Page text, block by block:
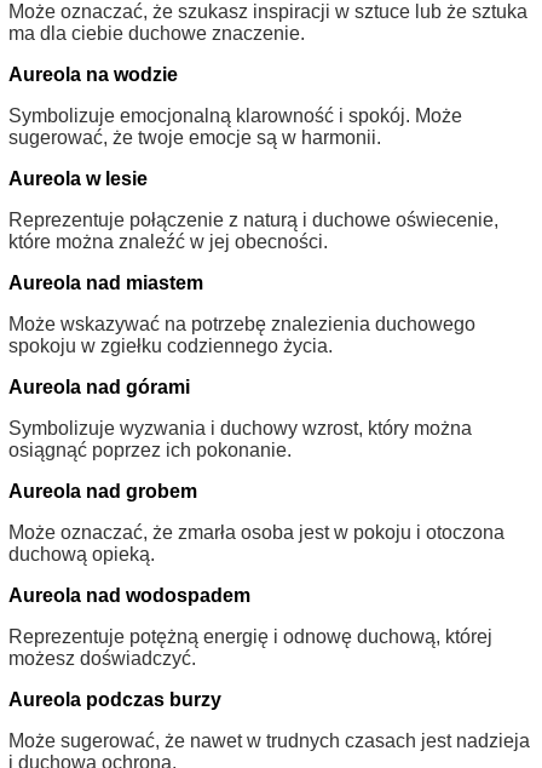
Może oznaczać, że szukasz inspiracji w sztuce lub że sztuka
ma dla ciebie duchowe znaczenie.
Aureola na wodzie
Symbolizuje emocjonalną klarowność i spokój. Może
sugerować, że twoje emocje są w harmonii.
Aureola w lesie
Reprezentuje połączenie z naturą i duchowe oświecenie,
które można znaleźć w jej obecności.
Aureola nad miastem
Może wskazywać na potrzebę znalezienia duchowego
spokoju w zgiełku codziennego życia.
Aureola nad górami
Symbolizuje wyzwania i duchowy wzrost, który można
osiągnąć poprzez ich pokonanie.
Aureola nad grobem
Może oznaczać, że zmarła osoba jest w pokoju i otoczona
duchową opieką.
Aureola nad wodospadem
Reprezentuje potężną energię i odnowę duchową, której
możesz doświadczyć.
Aureola podczas burzy
Może sugerować, że nawet w trudnych czasach jest nadzieja
i duchowa ochrona.